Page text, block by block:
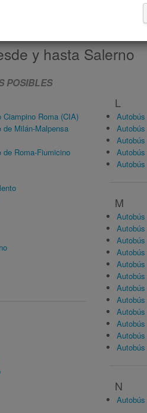
Busca también alojamiento con
y hasta Salerno
POSIBLES
Roma (CIA)
Milán-Malpensa
Roma-Fiumicino
L
M
N